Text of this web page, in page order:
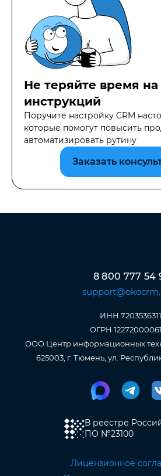
Не теряйте время
инструкций
Поручите настройку CRM
которые помогут повысить
автоматизировать рутину
Заказать
8 800 777 54
ИНН 7203536311
ОГРН
ООО Центр информационных
625003, г. Тюмень, ул.
В реестре
ПО №23100
Лицензионное